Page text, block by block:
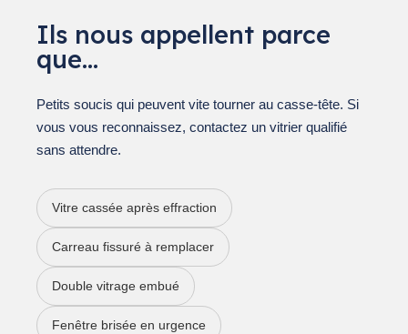
Ils nous appellent parce
que…
Petits soucis qui peuvent vite tourner au casse-tête. Si
vous vous reconnaissez, contactez un vitrier qualifié
sans attendre.
Vitre cassée après effraction
Carreau fissuré à remplacer
Double vitrage embué
Fenêtre brisée en urgence